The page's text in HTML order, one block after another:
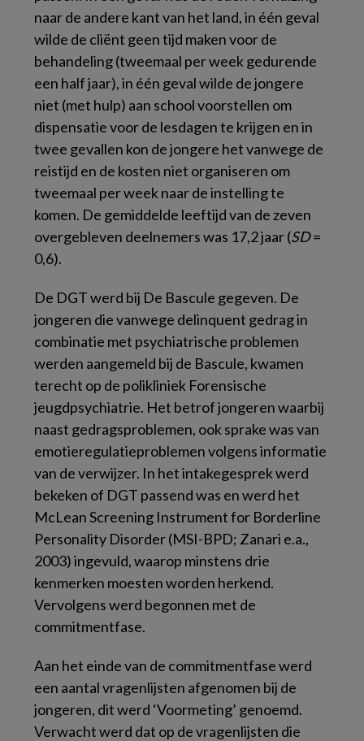
naar de andere kant van het land, in één geval
wilde de cliënt geen tijd maken voor de
behandeling (tweemaal per week gedurende
een half jaar), in één geval wilde de jongere
niet (met hulp) aan school voorstellen om
dispensatie voor de lesdagen te krijgen en in
twee gevallen kon de jongere het vanwege de
reistijd en de kosten niet organiseren om
tweemaal per week naar de instelling te
komen. De gemiddelde leeftijd van de zeven
overgebleven deelnemers was 17,2 jaar (SD=
0,6).
De DGT werd bij De Bascule gegeven. De
jongeren die vanwege delinquent gedrag in
combinatie met psychiatrische problemen
werden aangemeld bij de Bascule, kwamen
terecht op de polikliniek Forensische
jeugdpsychiatrie. Het betrof jongeren waarbij
naast gedragsproblemen, ook sprake was van
emotieregulatieproblemen volgens informatie
van de verwijzer. In het intakegesprek werd
bekeken of DGT passend was en werd het
McLean Screening Instrument for Borderline
Personality Disorder (MSI-BPD; Zanari e.a.,
2003) ingevuld, waarop minstens drie
kenmerken moesten worden herkend.
Vervolgens werd begonnen met de
commitmentfase.
Aan het einde van de commitmentfase werd
een aantal vragenlijsten afgenomen bij de
jongeren, dit werd ‘Voormeting’ genoemd.
Verwacht werd dat op de vragenlijsten die